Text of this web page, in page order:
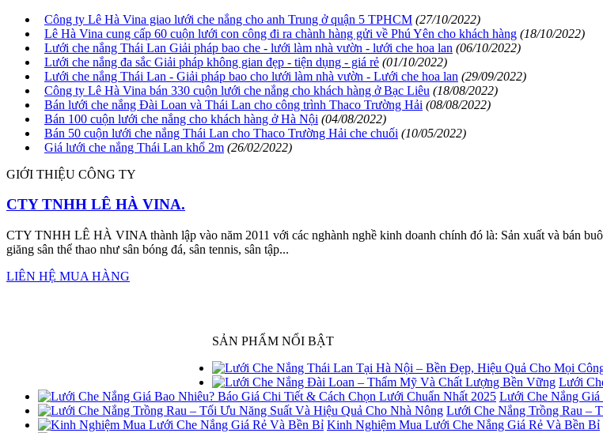
Công ty Lê Hà Vina giao lưới che nắng cho anh Trung ở quận 5 TPHCM (27/10/2022)
Lê Hà Vina cung cấp 60 cuộn lưới con công đi ra chành hàng gửi về Phú Yên cho khách hàng (18/10/2022)
Lưới che nắng Thái Lan Giải pháp bao che - lưới làm nhà vườn - lưới che hoa lan (06/10/2022)
Lưới che nắng đa sắc Giải pháp không gian đẹp - tiện dụng - giá rẻ (01/10/2022)
Lưới che nắng Thái Lan - Giải pháp bao cho lưới làm nhà vườn - Lưới che hoa lan (29/09/2022)
Công ty Lê Hà Vina bán 330 cuộn lưới che nắng cho khách hàng ở Bạc Liêu (18/08/2022)
Bán lưới che nắng Đài Loan và Thái Lan cho công trình Thaco Trường Hải (08/08/2022)
Bán 100 cuộn lưới che nắng cho khách hàng ở Hà Nội (04/08/2022)
Bán 50 cuộn lưới che nắng Thái Lan cho Thaco Trường Hải che chuối (10/05/2022)
Giá lưới che nắng Thái Lan khổ 2m (26/02/2022)
GIỚI THIỆU CÔNG TY
CTY TNHH LÊ HÀ VINA.
CTY TNHH LÊ HÀ VINA thành lập vào năm 2011 với các nghành nghề kinh doanh chính đó là: Sản xuất và
giăng sân thể thao như sân bóng đá, sân tennis, sân tập...
LIÊN HỆ MUA HÀNG
SẢN PHẨM NỔI BẬT
Lưới
Lưới Che Nắng
Lưới Che Nắng Trồng Rau –
Kinh Nghiệm Mua Lưới Che Nắng Giá Rẻ Và Bền Bỉ